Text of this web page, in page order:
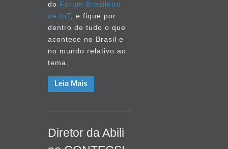
do Fórum Brasileiro
de IoT, e fique por
dentro de tudo o que
acontece no Brasil e
no mundo relativo ao
tema.
Leia Mais
Diretor da Abili